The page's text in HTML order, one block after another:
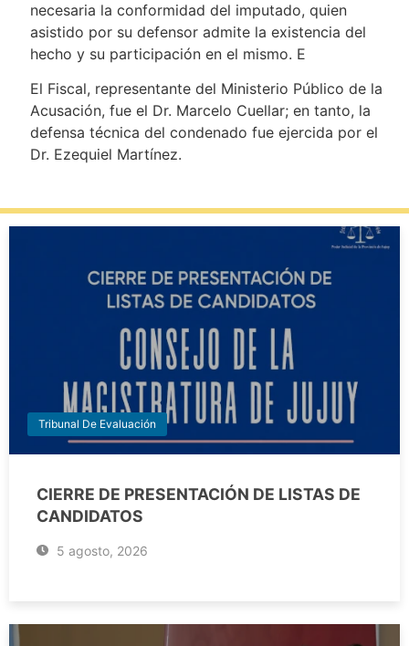
necesaria la conformidad del imputado, quien
asistido por su defensor admite la existencia del
hecho y su participación en el mismo. E
El Fiscal, representante del Ministerio Público de la
Acusación, fue el Dr. Marcelo Cuellar; en tanto, la
defensa técnica del condenado fue ejercida por el
Dr. Ezequiel Martínez.
Tribunal De Evaluación
CIERRE DE PRESENTACIÓN DE LISTAS DE
CANDIDATOS
5 agosto, 2026